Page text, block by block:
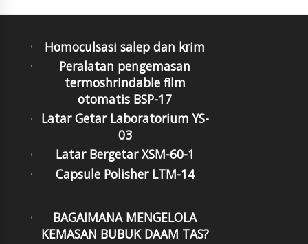
Homoculsasi salep dan krim
Peralatan pengemasan
termoshrindable film
otomatis BSP-17
Latar Getar Laboratorium YS-
03
Latar Bergetar XSM-60-1
Capsule Polisher LTM-14
BAGAIMANA MENGELOLA
KEMASAN BUBUK DAAM TAS?